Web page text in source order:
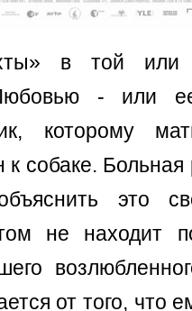
в той или
- или ее
которому
к собаке.
это
не находит
от того, что